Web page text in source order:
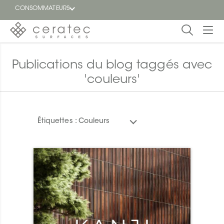
CONSOMMATEURS
vedette
EN
un
Publications du blog taggés avec
'couleurs'
Étiquettes : Couleurs